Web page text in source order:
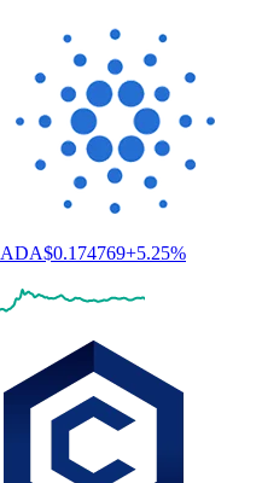
ADA$0.174769+5.25%